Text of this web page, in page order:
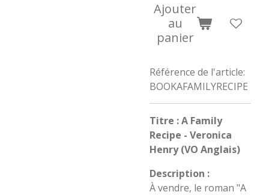
Ajouter
au
panier
Référence de l'article:
BOOKAFAMILYRECIPE
Titre : A Family
Recipe - Veronica
Henry (VO Anglais)
Description :
À vendre, le roman "A